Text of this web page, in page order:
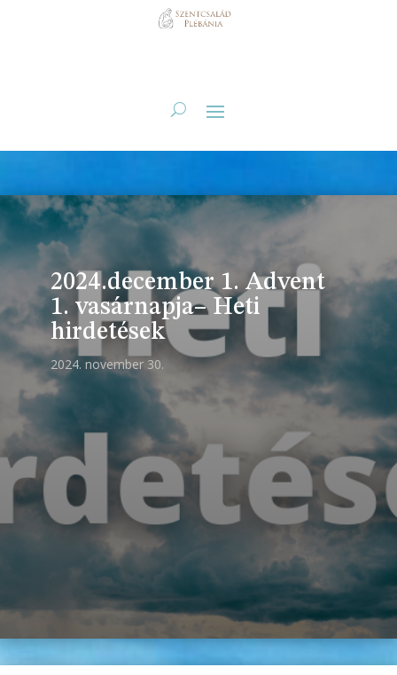
2024.december 1. Advent
1. vasárnapja– Heti
hirdetések
2024. november 30.